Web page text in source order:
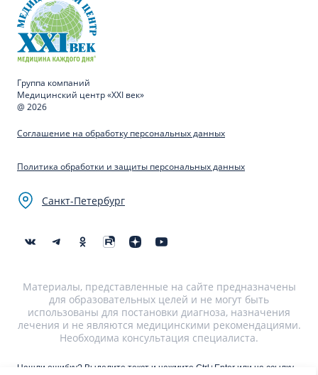
Группа компаний
Медицинский центр «XXI век»
@ 2026
Соглашение на обработку персональных данных
Политика обработки и защиты персональных данных
Санкт-Петербург
Материалы, представленные на сайте предназначены
для образовательных целей и не могут быть
использованы для постановки диагноза, назначения
лечения и не являются медицинскими рекомендациями.
Необходима консультация специалиста.
Нашли ошибку? Выделите текст и нажмите Ctrl+Enter или на ссылку